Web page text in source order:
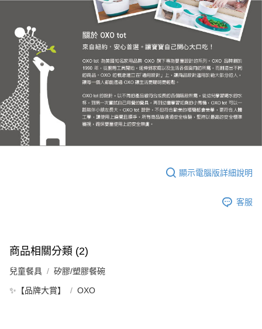
顯示電腦版詳細說明
客服
商品相關分類 (2)
兒童餐具 矽膠/塑膠餐碗
✨【品牌大賞】 OXO